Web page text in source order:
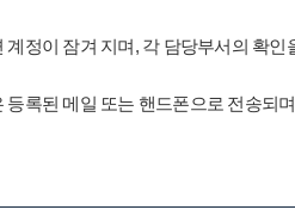
정이 잠겨 지며, 각 담당부서의 확인
록된 메일 또는 핸드폰으로 전송되